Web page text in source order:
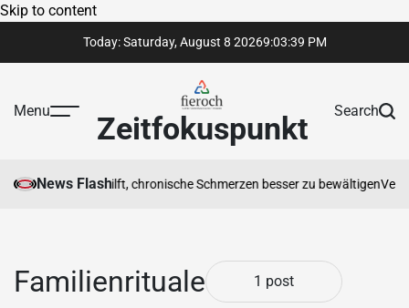
Skip to content
Today: Saturday, August 8 20269:03:39 PM
Menu Zeitfokuspunkt Search
News Flash
Ihnen hilft, chronische Schmerzen besser zu bewältigen
Familienrituale 1 post